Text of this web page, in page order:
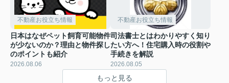
不動産お役立ち情報
日本はなぜペット飼育可能物件
が少ないのか？理由と物件探し
のポイントも紹介
2026.08.06
不動産お役立ち情報
司法書士とはわかりやすく知り
たい方へ！住宅購入時の役割や
手続きを解説
2026.08.05
もっと見る